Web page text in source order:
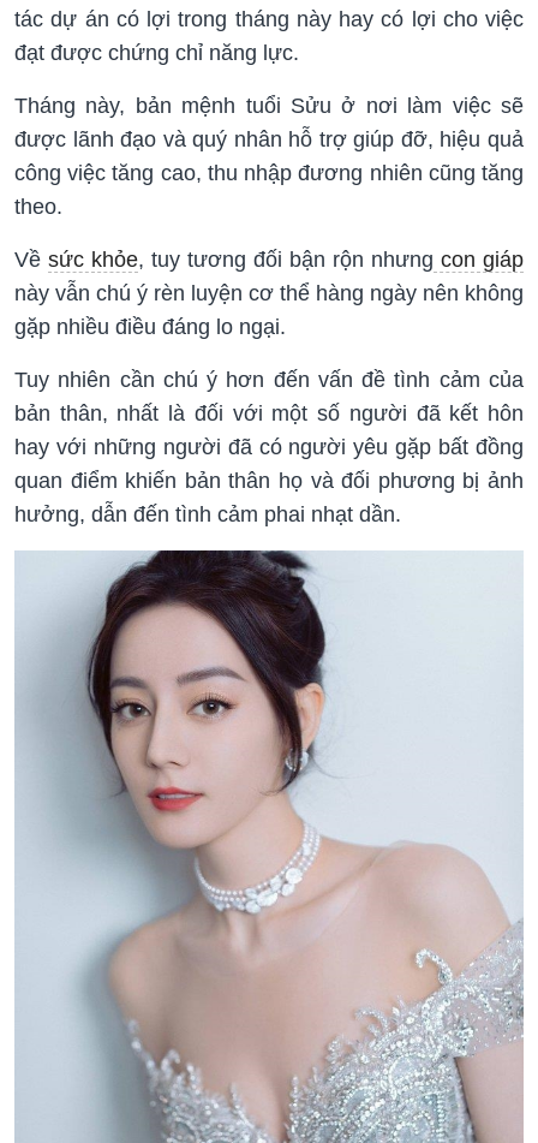
tác dự án có lợi trong tháng này hay có lợi cho việc
đạt được chứng chỉ năng lực.
Tháng này, bản mệnh tuổi Sửu ở nơi làm việc sẽ
được lãnh đạo và quý nhân hỗ trợ giúp đỡ, hiệu quả
công việc tăng cao, thu nhập đương nhiên cũng tăng
theo.
Về sức khỏe, tuy tương đối bận rộn nhưng con giáp
này vẫn chú ý rèn luyện cơ thể hàng ngày nên không
gặp nhiều điều đáng lo ngại.
Tuy nhiên cần chú ý hơn đến vấn đề tình cảm của
bản thân, nhất là đối với một số người đã kết hôn
hay với những người đã có người yêu gặp bất đồng
quan điểm khiến bản thân họ và đối phương bị ảnh
hưởng, dẫn đến tình cảm phai nhạt dần.